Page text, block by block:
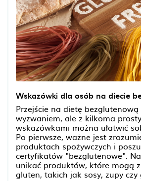
Wskazówki dla osób na diecie
Przejście na dietę
wyzwaniem, ale z kilkoma
wskazówkami można ułatwić
Po pierwsze, ważne jest
produktach spożywczych i
certyfikatów "bezglutenowe".
unikać produktów, które mogą
gluten, takich jak sosy, zupy